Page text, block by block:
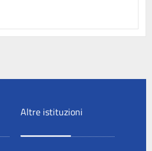
Altre istituzioni